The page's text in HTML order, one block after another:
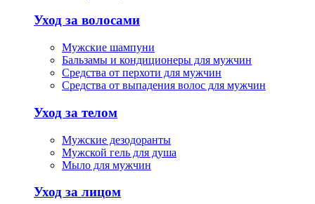
Уход за волосами
Мужские шампуни
Бальзамы и кондиционеры для мужчин
Средства от перхоти для мужчин
Средства от выпадения волос для мужчин
Уход за телом
Мужские дезодоранты
Мужской гель для душа
Мыло для мужчин
Уход за лицом